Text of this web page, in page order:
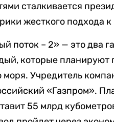
сталкивается
жесткого подхода
поток – 2» — это два
которые планируют
моря. Учредитель
«Газпром».
55 млрд